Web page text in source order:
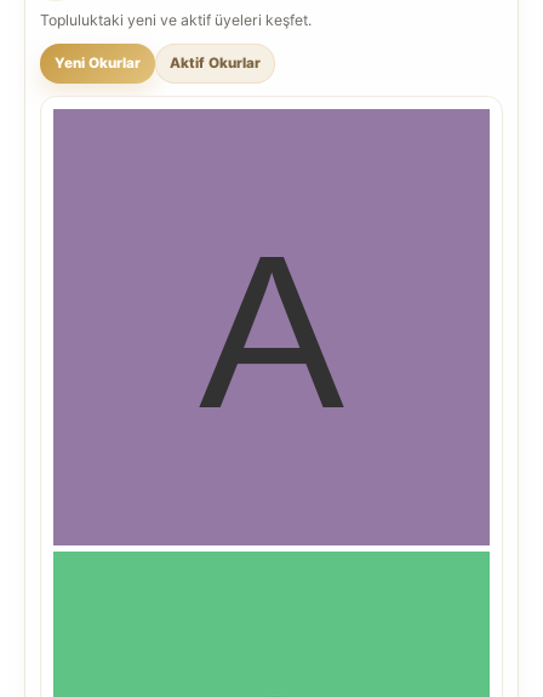
Topluluktaki yeni ve aktif üyeleri keşfet.
Yeni Okurlar Aktif Okurlar